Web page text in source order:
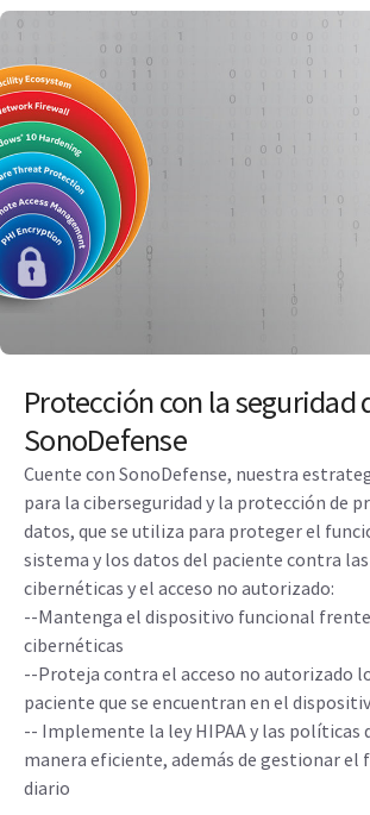
Protección con la seguridad
SonoDefense
Cuente con SonoDefense, nuestra
para la ciberseguridad y la protección de
datos, que se utiliza para proteger el
sistema y los datos del paciente contra
cibernéticas y el acceso no autorizado:
--Mantenga el dispositivo funcional frente
cibernéticas
--Proteja contra el acceso no autorizado
paciente que se encuentran en el
-- Implemente la ley HIPAA y las políticas
manera eficiente, además de gestionar el
diario